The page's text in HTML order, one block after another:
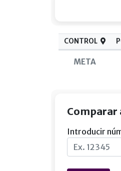
CONTROL
META
Comparar
Introducir